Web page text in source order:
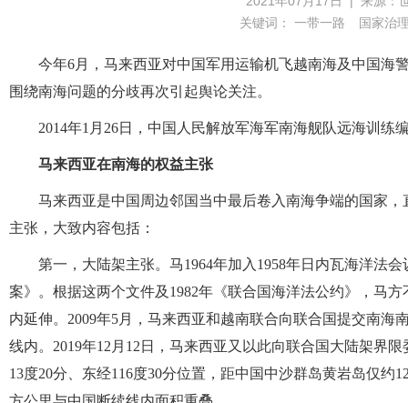
关键词： 一带一路 国家治
今年6月，马来西亚对中国军用运输机飞越南海及中国海
围绕南海问题的分歧再次引起舆论关注。
2014年1月26日，中国人民解放军海军南海舰队远海训练
马来西亚在南海的权益主张
马来西亚是中国周边邻国当中最后卷入南海争端的国家
主张，大致内容包括：
第一，大陆架主张。马1964年加入1958年日内瓦海洋法
案》。根据这两个文件及1982年《联合国海洋法公约》，马
内延伸。2009年5月，马来西亚和越南联合向联合国提交南
线内。2019年12月12日，马来西亚又以此向联合国大陆架界
13度20分、东经116度30分位置，距中国中沙群岛黄岩岛仅